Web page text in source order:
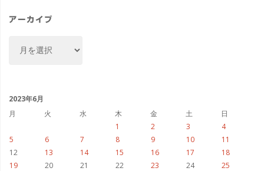
ー
アーカイブ
ブ
2023年6月
月
火 水 木 金 土
日
1
2 3
4
5
6 7 8 9 10
11
12
13 14 15 16 17
18
19
20 21 22 23 24
25